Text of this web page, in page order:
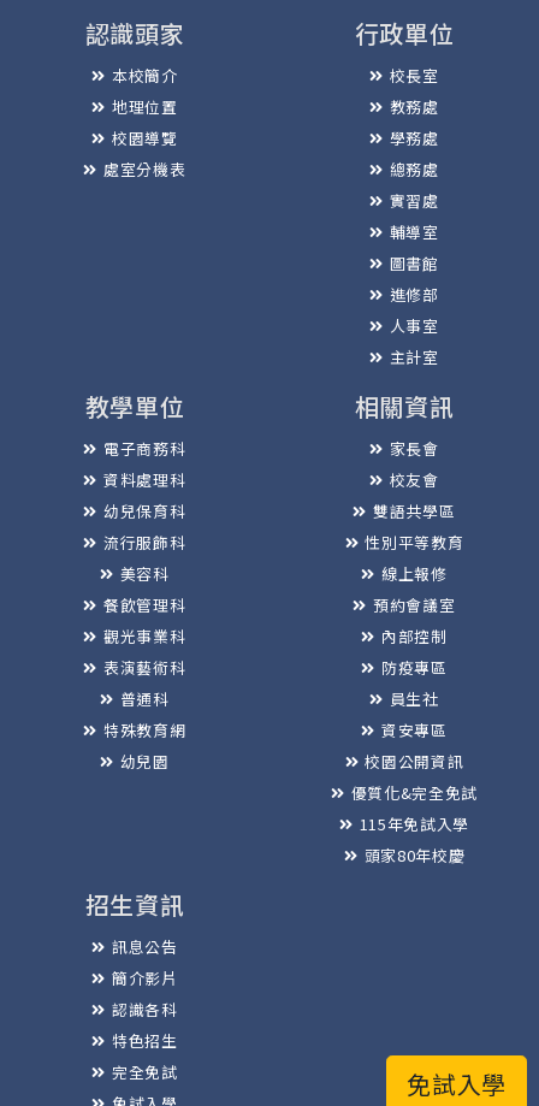
免試入學
認識頭家
本校簡介
地理位置
校園導覽
處室分機表
行政單位
校長室
教務處
學務處
總務處
實習處
輔導室
圖書館
進修部
人事室
主計室
教學單位
電子商務科
資料處理科
幼兒保育科
流行服飾科
美容科
餐飲管理科
觀光事業科
表演藝術科
普通科
特殊教育網
幼兒園
相關資訊
家長會
校友會
雙語共學區
性別平等教育
線上報修
預約會議室
內部控制
防疫專區
員生社
資安專區
校園公開資訊
優質化&完全免試
115年免試入學
頭家80年校慶
招生資訊
訊息公告
簡介影片
認識各科
特色招生
完全免試